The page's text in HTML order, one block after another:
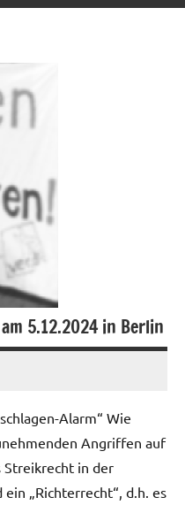
5.12.2024 in Berlin
Alarm“ Wie
Angriffen auf
Streikrecht in der
„Richterrecht“, d.h. es